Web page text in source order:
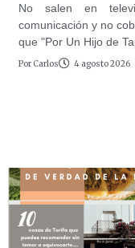
No salen en
comunicación y no
que "Por Un Hijo de
Por Carlos 4 agosto 2026